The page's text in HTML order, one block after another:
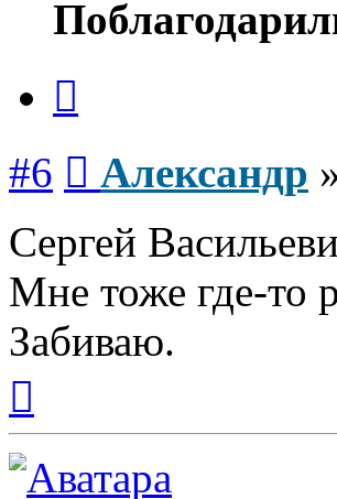
#6 Александр
Сергей
Мне тоже где-то
Забиваю.
началу